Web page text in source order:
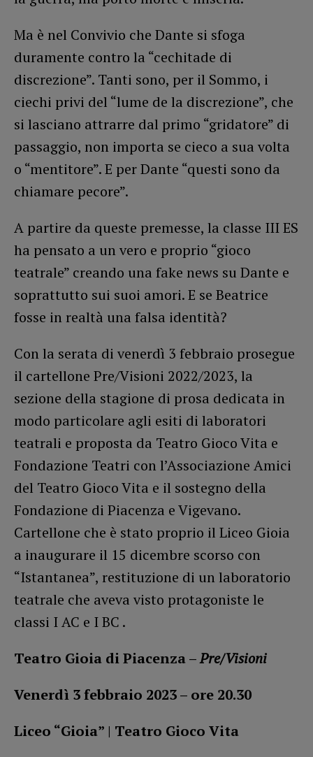
Ma è nel Convivio che Dante si sfoga
duramente contro la “cechitade di
discrezione”. Tanti sono, per il Sommo, i
ciechi privi del “lume de la discrezione”, che
si lasciano attrarre dal primo “gridatore” di
passaggio, non importa se cieco a sua volta
o “mentitore”. E per Dante “questi sono da
chiamare pecore”.
A partire da queste premesse, la classe III ES
ha pensato a un vero e proprio “gioco
teatrale” creando una fake news su Dante e
soprattutto sui suoi amori. E se Beatrice
fosse in realtà una falsa identità?
Con la serata di venerdì 3 febbraio prosegue
il cartellone Pre/Visioni 2022/2023, la
sezione della stagione di prosa dedicata in
modo particolare agli esiti di laboratori
teatrali e proposta da Teatro Gioco Vita e
Fondazione Teatri con l’Associazione Amici
del Teatro Gioco Vita e il sostegno della
Fondazione di Piacenza e Vigevano.
Cartellone che è stato proprio il Liceo Gioia
a inaugurare il 15 dicembre scorso con
“Istantanea”, restituzione di un laboratorio
teatrale che aveva visto protagoniste le
classi I AC e I BC .
Teatro Gioia di Piacenza –Pre/Visioni
Venerdì 3 febbraio 2023 – ore 20.30
Liceo “Gioia” | Teatro Gioco Vita